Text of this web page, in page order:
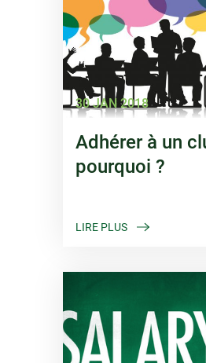
30 JAN 2018
Adhérer à un
pourquoi ?
LIRE PLUS